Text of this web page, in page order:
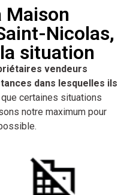
Maison
Nicolas,
situation
vendeurs
dans lesquelles ils
certaines situations
notre maximum pour